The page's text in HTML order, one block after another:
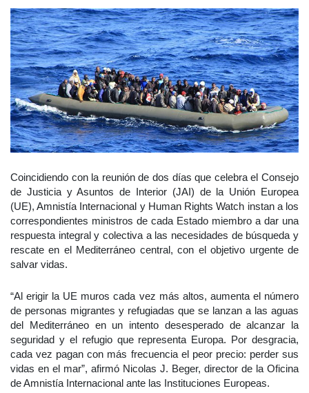
Coincidiendo con la reunión de dos días que celebra el Consejo
de Justicia y Asuntos de Interior (JAI) de la Unión Europea
(UE), Amnistía Internacional y Human Rights Watch instan a los
correspondientes ministros de cada Estado miembro a dar una
respuesta integral y colectiva a las necesidades de búsqueda y
rescate en el Mediterráneo central, con el objetivo urgente de
salvar vidas.
“Al erigir la UE muros cada vez más altos, aumenta el número
de personas migrantes y refugiadas que se lanzan a las aguas
del Mediterráneo en un intento desesperado de alcanzar la
seguridad y el refugio que representa Europa. Por desgracia,
cada vez pagan con más frecuencia el peor precio: perder sus
vidas en el mar”, afirmó Nicolas J. Beger, director de la Oficina
de Amnistía Internacional ante las Instituciones Europeas.